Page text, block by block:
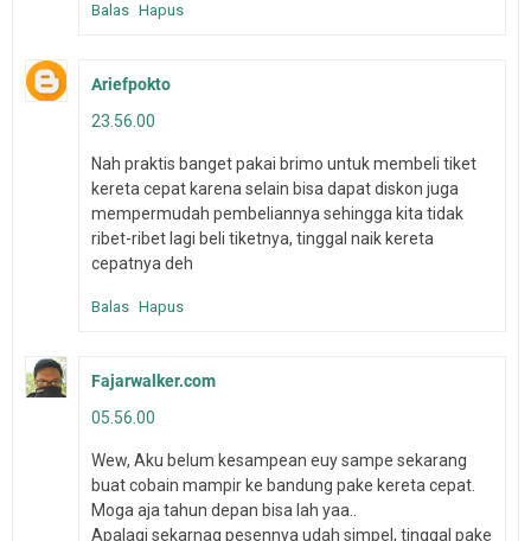
Balas Hapus
Ariefpokto
23.56.00
Nah praktis banget pakai brimo untuk membeli tiket
kereta cepat karena selain bisa dapat diskon juga
mempermudah pembeliannya sehingga kita tidak
ribet-ribet lagi beli tiketnya, tinggal naik kereta
cepatnya deh
Balas Hapus
Fajarwalker.com
05.56.00
Wew, Aku belum kesampean euy sampe sekarang
buat cobain mampir ke bandung pake kereta cepat.
Moga aja tahun depan bisa lah yaa..
Apalagi sekarnag pesennya udah simpel, tinggal pake